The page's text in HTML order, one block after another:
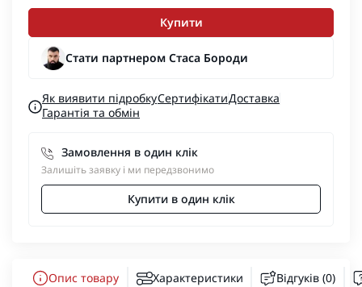
Купити
Стати партнером Стаса Бороди
Як виявити підробкуСертифікатиДоставка
Гарантія та обмін
Замовлення в один клік
Залишіть заявку і ми передзвонимо
Купити в один клік
Опис товару Характеристики Відгуків (0)